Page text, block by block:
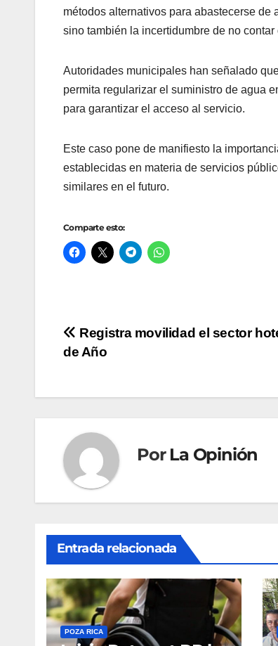
métodos alternativos para abastecerse
sino también la incertidumbre de no
Autoridades municipales han señalado
permita regularizar el suministro de agua
para garantizar el acceso al servicio.
Este caso pone de manifiesto la
establecidas en materia de servicios
similares en el futuro.
Comparte esto:
Navegación
entradas
Registra movilidad el sector
de Año
Por La Opinión
Entrada relacionada
POZA RICA